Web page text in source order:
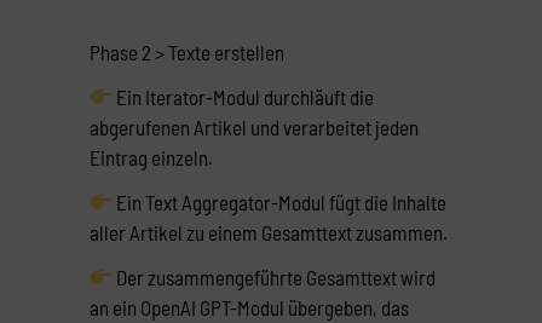
Phase 2 > Texte erstellen
Ein Iterator-Modul durchläuft die
abgerufenen Artikel und verarbeitet jeden
Eintrag einzeln.
Ein Text Aggregator-Modul fügt die Inhalte
aller Artikel zu einem Gesamttext zusammen.
Der zusammengeführte Gesamttext wird
an ein OpenAI GPT-Modul übergeben, das